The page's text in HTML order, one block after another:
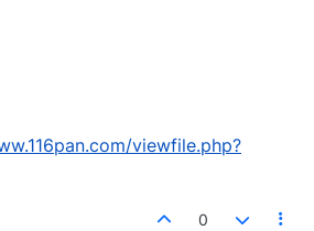
viewfile.php?
0